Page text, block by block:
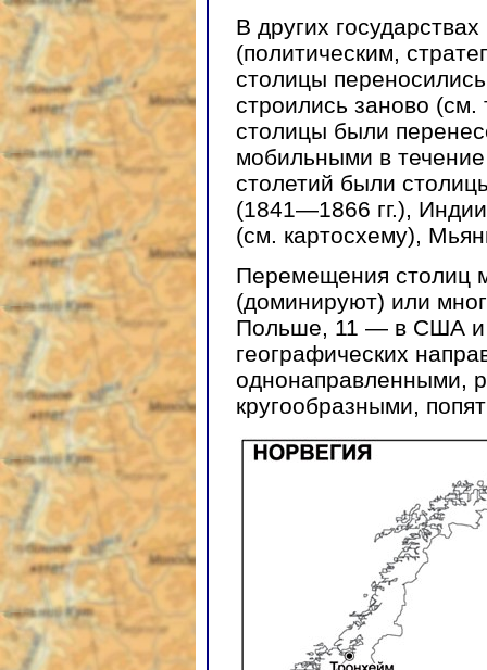
В других
(политическим,
столицы
строились заново
столицы были
мобильными в
столетий были
(1841—1866 гг.),
(см. картосхему),
Перемещения столиц
(доминируют) или
Польше, 11 — в США и
географических
однонаправленными,
кругообразными,